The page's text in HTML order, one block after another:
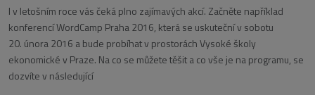
I v letošním roce vás čeká plno zajímavých akcí. Začněte například
konferencí WordCamp Praha 2016, která se uskuteční v sobotu
20. února 2016 a bude probíhat v prostorách Vysoké školy
ekonomické v Praze. Na co se můžete těšit a co vše je na programu, se
dozvíte v následující